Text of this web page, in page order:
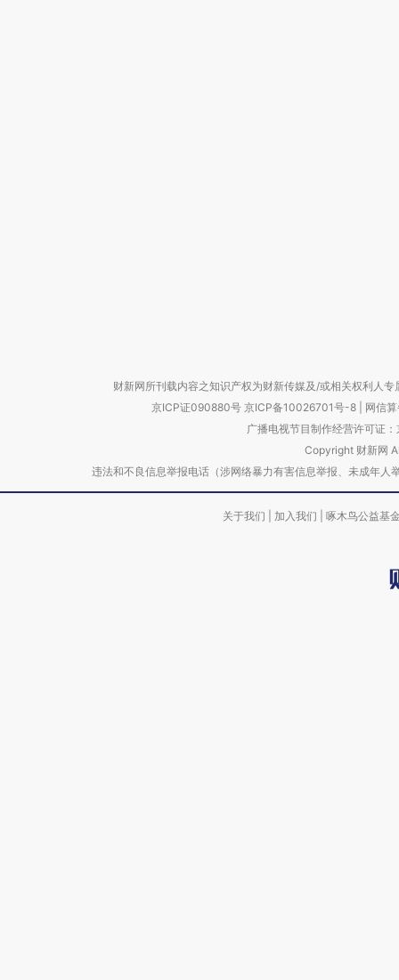
财新网所刊载内容之知识产权为财新传媒及/或相关权利人
京ICP证090880号 京ICP备10026701号-8
网信
广播电视节目制作经营许可证
Copyright 财新网
违法和不良信息举报电话（涉网络暴力有害信息举报、未成
关于我们 加入我们 啄木鸟公益基